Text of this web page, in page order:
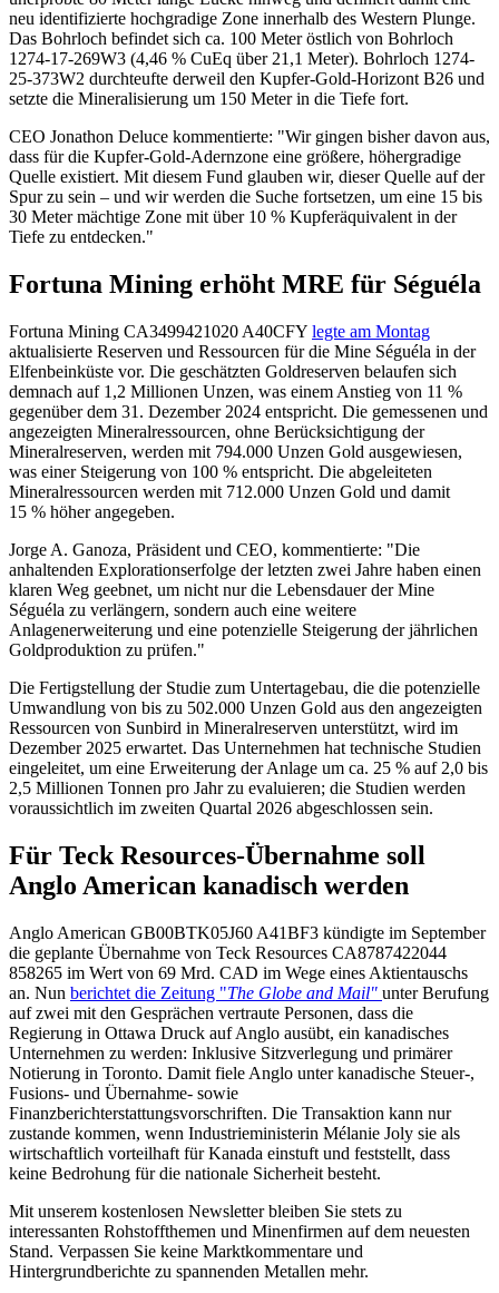
neu identifizierte hochgradige Zone innerhalb des Western Plunge.
Das Bohrloch befindet sich ca. 100 Meter östlich von Bohrloch
1274-17-269W3 (4,46 % CuEq über 21,1 Meter). Bohrloch 1274-
25-373W2 durchteufte derweil den Kupfer-Gold-Horizont B26 und
setzte die Mineralisierung um 150 Meter in die Tiefe fort.
CEO Jonathon Deluce kommentierte: "Wir gingen bisher davon aus,
dass für die Kupfer-Gold-Adernzone eine größere, höhergradige
Quelle existiert. Mit diesem Fund glauben wir, dieser Quelle auf der
Spur zu sein – und wir werden die Suche fortsetzen, um eine 15 bis
30 Meter mächtige Zone mit über 10 % Kupferäquivalent in der
Tiefe zu entdecken."
Fortuna Mining erhöht MRE für Séguéla
Fortuna Mining CA3499421020 A40CFY legte am Montag
aktualisierte Reserven und Ressourcen für die Mine Séguéla in der
Elfenbeinküste vor. Die geschätzten Goldreserven belaufen sich
demnach auf 1,2 Millionen Unzen, was einem Anstieg von 11 %
gegenüber dem 31. Dezember 2024 entspricht. Die gemessenen und
angezeigten Mineralressourcen, ohne Berücksichtigung der
Mineralreserven, werden mit 794.000 Unzen Gold ausgewiesen,
was einer Steigerung von 100 % entspricht. Die abgeleiteten
Mineralressourcen werden mit 712.000 Unzen Gold und damit
15 % höher angegeben.
Jorge A. Ganoza, Präsident und CEO, kommentierte: "Die
anhaltenden Explorationserfolge der letzten zwei Jahre haben einen
klaren Weg geebnet, um nicht nur die Lebensdauer der Mine
Séguéla zu verlängern, sondern auch eine weitere
Anlagenerweiterung und eine potenzielle Steigerung der jährlichen
Goldproduktion zu prüfen."
Die Fertigstellung der Studie zum Untertagebau, die die potenzielle
Umwandlung von bis zu 502.000 Unzen Gold aus den angezeigten
Ressourcen von Sunbird in Mineralreserven unterstützt, wird im
Dezember 2025 erwartet. Das Unternehmen hat technische Studien
eingeleitet, um eine Erweiterung der Anlage um ca. 25 % auf 2,0 bis
2,5 Millionen Tonnen pro Jahr zu evaluieren; die Studien werden
voraussichtlich im zweiten Quartal 2026 abgeschlossen sein.
Für Teck Resources-Übernahme soll
Anglo American kanadisch werden
Anglo American GB00BTK05J60 A41BF3 kündigte im September
die geplante Übernahme von Teck Resources CA8787422044
858265 im Wert von 69 Mrd. CAD im Wege eines Aktientauschs
an. Nun berichtet die Zeitung "The Globe and Mail" unter Berufung
auf zwei mit den Gesprächen vertraute Personen, dass die
Regierung in Ottawa Druck auf Anglo ausübt, ein kanadisches
Unternehmen zu werden: Inklusive Sitzverlegung und primärer
Notierung in Toronto. Damit fiele Anglo unter kanadische Steuer-,
Fusions- und Übernahme- sowie
Finanzberichterstattungsvorschriften. Die Transaktion kann nur
zustande kommen, wenn Industrieministerin Mélanie Joly sie als
wirtschaftlich vorteilhaft für Kanada einstuft und feststellt, dass
keine Bedrohung für die nationale Sicherheit besteht.
Mit unserem kostenlosen Newsletter bleiben Sie stets zu
interessanten Rohstoffthemen und Minenfirmen auf dem neuesten
Stand. Verpassen Sie keine Marktkommentare und
Hintergrundberichte zu spannenden Metallen mehr.